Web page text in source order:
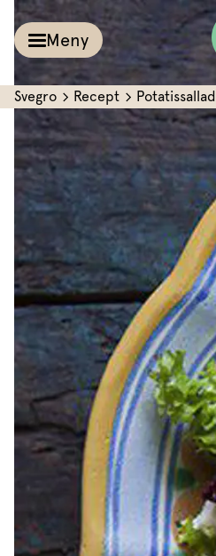
Meny
Recept
Örter &
Sallat
Inspiration
Vårt
Växthus
Vårt ansvar
Om oss
Svegro Recept Potatissallad